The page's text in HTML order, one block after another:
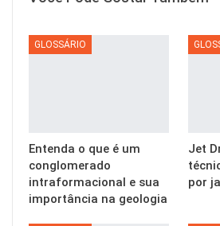
GLOSSÁRIO
Entenda o que é um
conglomerado
intraformacional e sua
importância na geologia
Jet
por